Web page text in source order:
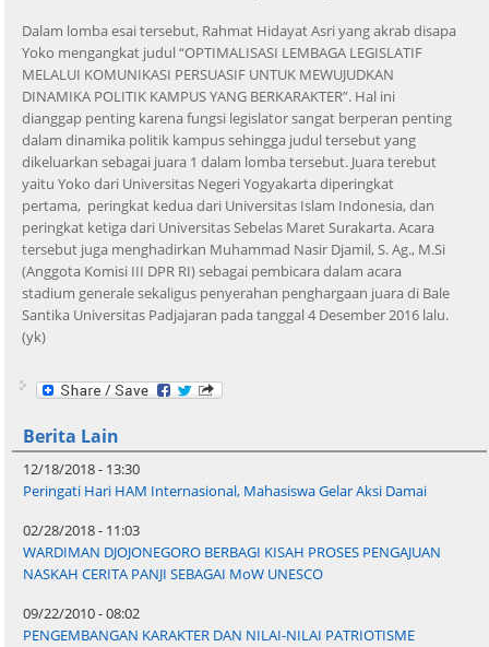
Dalam lomba esai tersebut, Rahmat Hidayat Asri yang akrab disapa
Yoko mengangkat judul “OPTIMALISASI LEMBAGA LEGISLATIF
MELALUI KOMUNIKASI PERSUASIF UNTUK MEWUJUDKAN
DINAMIKA POLITIK KAMPUS YANG BERKARAKTER”. Hal ini
dianggap penting karena fungsi legislator sangat berperan penting
dalam dinamika politik kampus sehingga judul tersebut yang
dikeluarkan sebagai juara 1 dalam lomba tersebut. Juara terebut
yaitu Yoko dari Universitas Negeri Yogyakarta diperingkat
pertama, peringkat kedua dari Universitas Islam Indonesia, dan
peringkat ketiga dari Universitas Sebelas Maret Surakarta. Acara
tersebut juga menghadirkan Muhammad Nasir Djamil, S. Ag., M.Si
(Anggota Komisi III DPR RI) sebagai pembicara dalam acara
stadium generale sekaligus penyerahan penghargaan juara di Bale
Santika Universitas Padjajaran pada tanggal 4 Desember 2016 lalu.
(yk)
Berita Lain
12/18/2018 - 13:30
Peringati Hari HAM Internasional, Mahasiswa Gelar Aksi Damai
02/28/2018 - 11:03
WARDIMAN DJOJONEGORO BERBAGI KISAH PROSES PENGAJUAN
NASKAH CERITA PANJI SEBAGAI MoW UNESCO
09/22/2010 - 08:02
PENGEMBANGAN KARAKTER DAN NILAI-NILAI PATRIOTISME